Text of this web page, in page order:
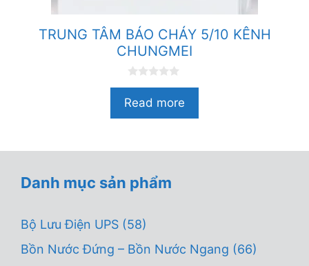
TRUNG TÂM BÁO CHÁY 5/10 KÊNH
CHUNGMEI
0
g
Read more
Danh mục sản phẩm
Bộ Lưu Điện UPS (58)
Bồn Nước Đứng – Bồn Nước Ngang (66)